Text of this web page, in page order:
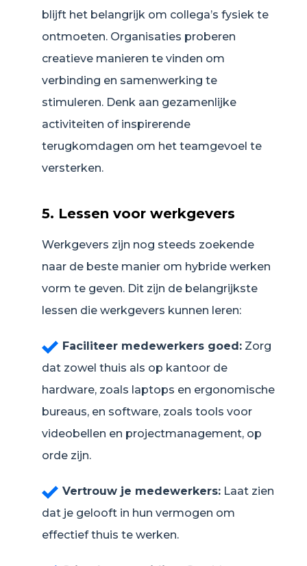
blijft het belangrijk om collega’s fysiek te
ontmoeten. Organisaties proberen
creatieve manieren te vinden om
verbinding en samenwerking te
stimuleren. Denk aan gezamenlijke
activiteiten of inspirerende
terugkomdagen om het teamgevoel te
versterken.
5. Lessen voor werkgevers
Werkgevers zijn nog steeds zoekende
naar de beste manier om hybride werken
vorm te geven. Dit zijn de belangrijkste
lessen die werkgevers kunnen leren:
Faciliteer medewerkers goed: Zorg
dat zowel thuis als op kantoor de
hardware, zoals laptops en ergonomische
bureaus, en software, zoals tools voor
videobellen en projectmanagement, op
orde zijn.
Vertrouw je medewerkers: Laat zien
dat je gelooft in hun vermogen om
effectief thuis te werken.